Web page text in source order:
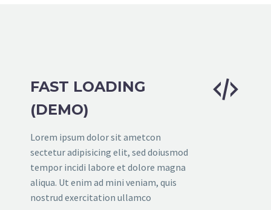
FAST LOADING
(DEMO)
Lorem ipsum dolor sit ametcon
sectetur adipisicing elit, sed doiusmod
tempor incidi labore et dolore magna
aliqua. Ut enim ad mini veniam, quis
nostrud exercitation ullamco

